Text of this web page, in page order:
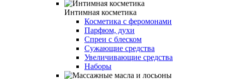
Интимная косметика
Косметика с феромонами
Парфюм, духи
Спреи с блеском
Сужающие средства
Увеличивающие средства
Наборы